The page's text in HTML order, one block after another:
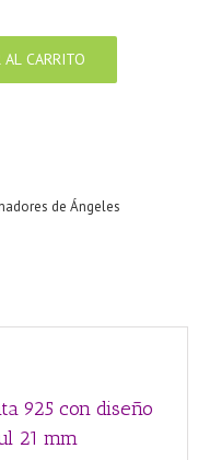
AL CARRITO
de Ángeles
925 con diseño
21 mm